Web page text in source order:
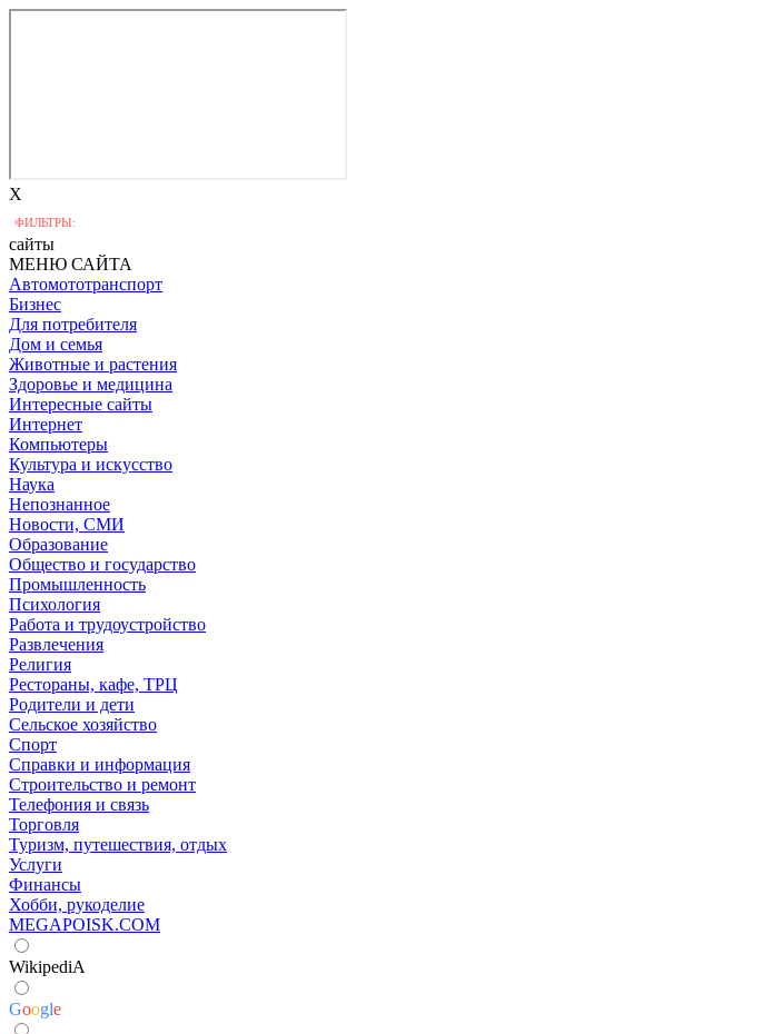
X
ФИЛЬТРЫ:
сайты
МЕНЮ САЙТА
Автомототранспорт
Бизнес
Для потребителя
Дом и семья
Животные и растения
Здоровье и медицина
Интересные сайты
Интернет
Компьютеры
Культура и искусство
Наука
Непознанное
Новости, СМИ
Образование
Общество и государство
Промышленность
Психология
Работа и трудоустройство
Развлечения
Религия
Рестораны, кафе, ТРЦ
Родители и дети
Сельское хозяйство
Спорт
Справки и информация
Строительство и ремонт
Телефония и связь
Торговля
Туризм, путешествия, отдых
Услуги
Финансы
Хобби, рукоделие
MEGAPOISK.COM
WikipediA
Google